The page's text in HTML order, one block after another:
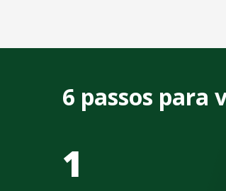
6 passos para
1